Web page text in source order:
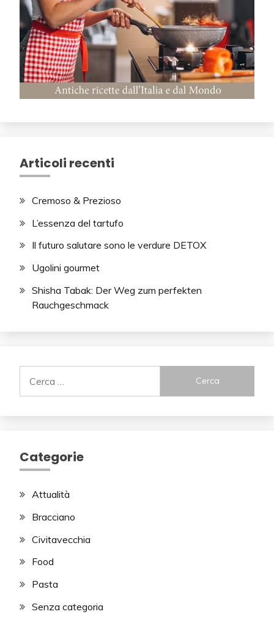
Articoli recenti
Cremoso & Prezioso
L’essenza del tartufo
Il futuro salutare sono le verdure DETOX
Ugolini gourmet
Shisha Tabak: Der Weg zum perfekten
Rauchgeschmack
per:
Categorie
Attualità
Bracciano
Civitavecchia
Food
Pasta
Senza categoria